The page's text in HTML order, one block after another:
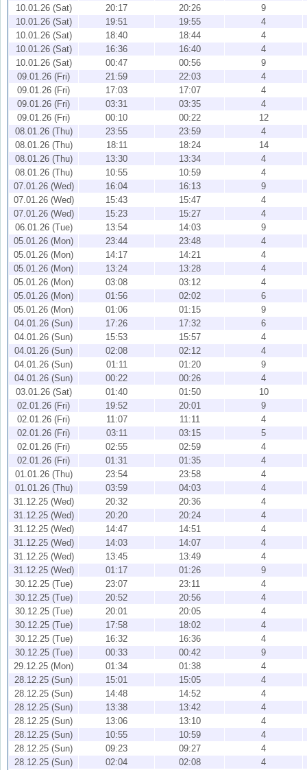
10.01.26 (Sat)
20:17 20:26
9
10.01.26 (Sat)
19:51 19:55
4
10.01.26 (Sat)
18:40 18:44
4
10.01.26 (Sat)
16:36 16:40
4
10.01.26 (Sat)
00:47 00:56
9
09.01.26 (Fri)
21:59 22:03
4
09.01.26 (Fri)
17:03 17:07
4
09.01.26 (Fri)
03:31 03:35
4
09.01.26 (Fri)
00:10 00:22
12
08.01.26 (Thu)
23:55 23:59
4
08.01.26 (Thu)
18:11 18:24
14
08.01.26 (Thu)
13:30 13:34
4
08.01.26 (Thu)
10:55 10:59
4
07.01.26 (Wed)
16:04 16:13
9
07.01.26 (Wed)
15:43 15:47
4
07.01.26 (Wed)
15:23 15:27
4
06.01.26 (Tue)
13:54 14:03
9
05.01.26 (Mon)
23:44 23:48
4
05.01.26 (Mon)
14:17 14:21
4
05.01.26 (Mon)
13:24 13:28
4
05.01.26 (Mon)
03:08 03:12
4
05.01.26 (Mon)
01:56 02:02
6
05.01.26 (Mon)
01:06 01:15
9
04.01.26 (Sun)
17:26 17:32
6
04.01.26 (Sun)
15:53 15:57
4
04.01.26 (Sun)
02:08 02:12
4
04.01.26 (Sun)
01:11 01:20
9
04.01.26 (Sun)
00:22 00:26
4
03.01.26 (Sat)
01:40 01:50
10
02.01.26 (Fri)
19:52 20:01
9
02.01.26 (Fri)
11:07 11:11
4
02.01.26 (Fri)
03:11 03:15
5
02.01.26 (Fri)
02:55 02:59
4
02.01.26 (Fri)
01:31 01:35
4
01.01.26 (Thu)
23:54 23:58
4
01.01.26 (Thu)
03:59 04:03
4
31.12.25 (Wed)
20:32 20:36
4
31.12.25 (Wed)
20:20 20:24
4
31.12.25 (Wed)
14:47 14:51
4
31.12.25 (Wed)
14:03 14:07
4
31.12.25 (Wed)
13:45 13:49
4
31.12.25 (Wed)
01:17 01:26
9
30.12.25 (Tue)
23:07 23:11
4
30.12.25 (Tue)
20:52 20:56
4
30.12.25 (Tue)
20:01 20:05
4
30.12.25 (Tue)
17:58 18:02
4
30.12.25 (Tue)
16:32 16:36
4
30.12.25 (Tue)
00:33 00:42
9
29.12.25 (Mon)
01:34 01:38
4
28.12.25 (Sun)
15:01 15:05
4
28.12.25 (Sun)
14:48 14:52
4
28.12.25 (Sun)
13:38 13:42
4
28.12.25 (Sun)
13:06 13:10
4
28.12.25 (Sun)
10:55 10:59
4
28.12.25 (Sun)
09:23 09:27
4
28.12.25 (Sun)
02:04 02:08
4